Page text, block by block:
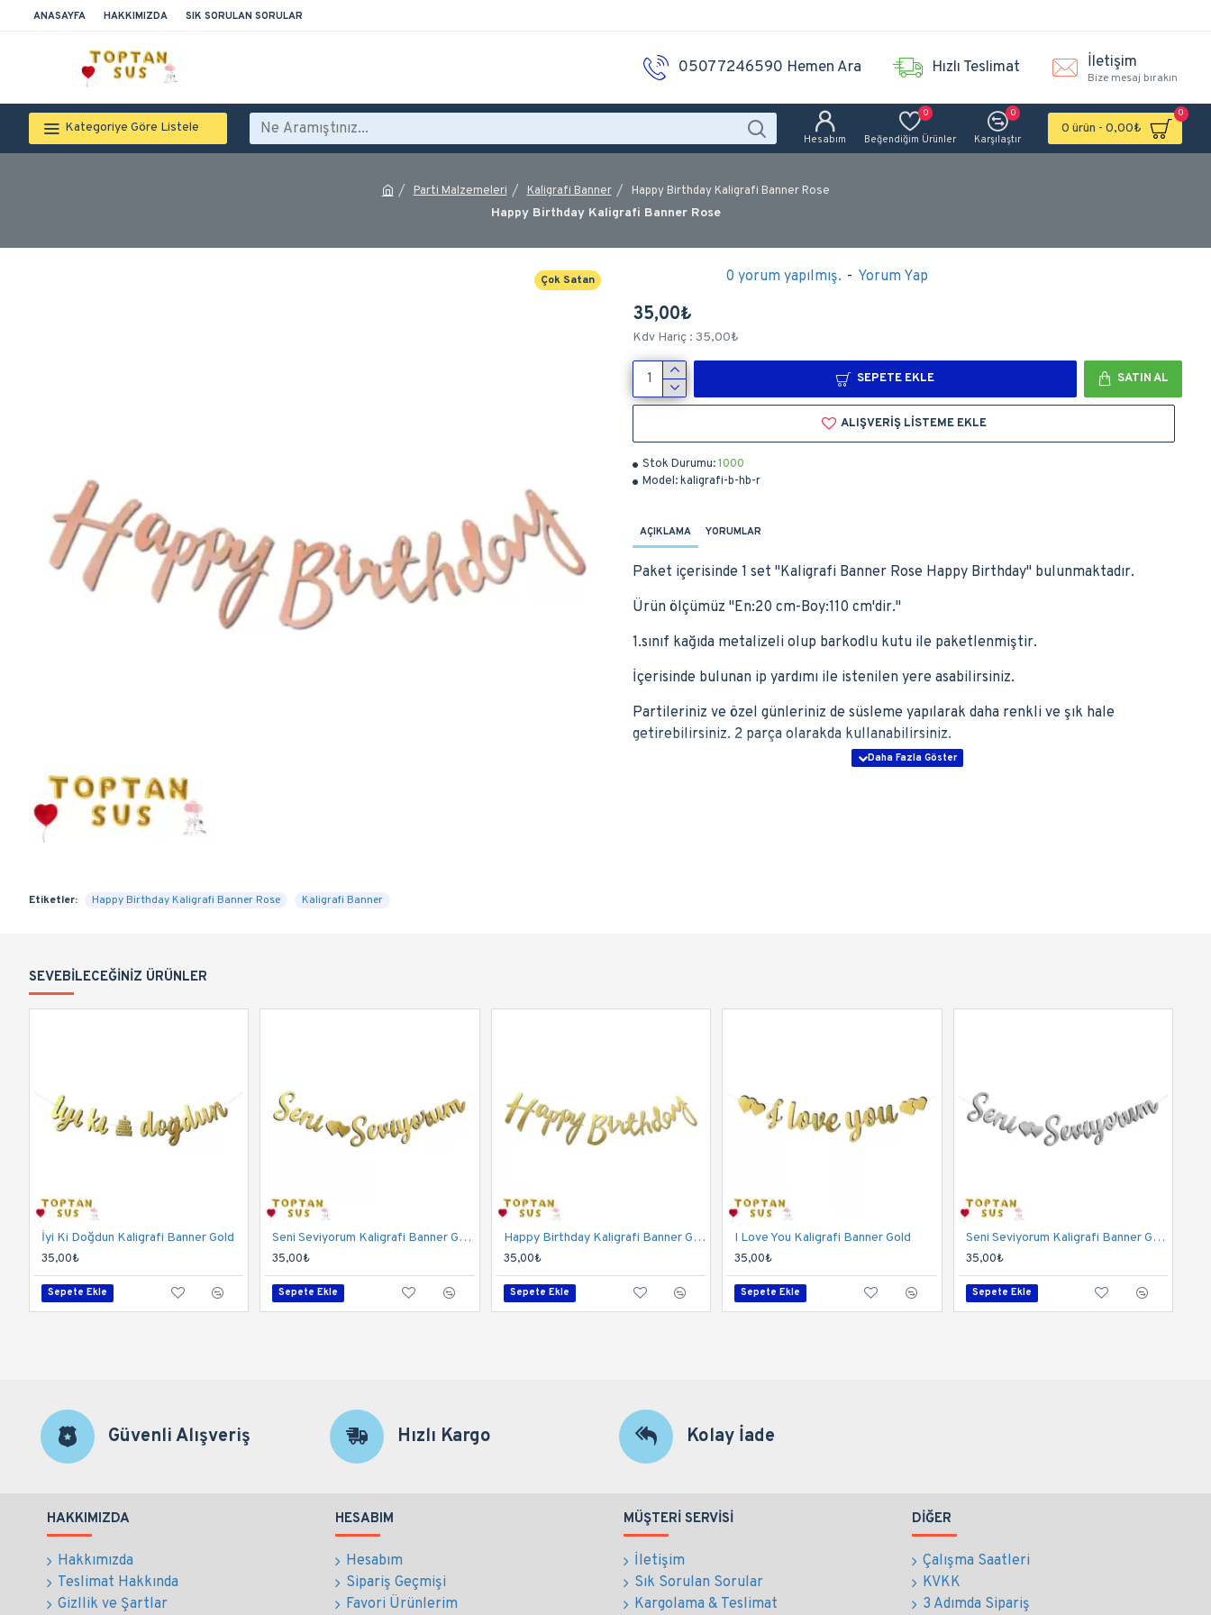
ANASAYFA HAKKIMIZDA SIK SORULAN SORULAR
05077246590 Hemen Ara Hızlı Teslimat İletişim
Bize mesaj bırakın
Kategoriye Göre Listele
Hesabım Beğendiğim Ürünler
0
Karşılaştır
0
0 ürün - 0,00₺
0
Parti Malzemeleri Kaligrafi Banner Happy Birthday Kaligrafi Banner Rose
Happy Birthday Kaligrafi Banner Rose
Çok Satan
Stok Durumu:1000
Model:kaligrafi-b-hb-r
0 yorum yapılmış. - Yorum Yap
35,00₺
Kdv Hariç : 35,00₺
SEPETE EKLE SATIN AL
ALIŞVERIŞ LISTEME EKLE
AÇIKLAMA YORUMLAR
Paket içerisinde 1 set ''Kaligrafi Banner Rose Happy Birthday'' bulunmaktadır.
Ürün ölçümüz ''En:20 cm-Boy:110 cm'dir.''
1.sınıf kağıda metalizeli olup barkodlu kutu ile paketlenmiştir.
İçerisinde bulunan ip yardımı ile istenilen yere asabilirsiniz.
Partileriniz ve özel günleriniz de süsleme yapılarak daha renkli ve şık hale
getirebilirsiniz. 2 parça olarakda kullanabilirsiniz.
Etiketler: Happy Birthday Kaligrafi Banner Rose Kaligrafi Banner
SEVEBILECEĞINIZ ÜRÜNLER
İyi Ki Doğdun Kaligrafi Banner Gold
35,00₺
Sepete Ekle
Seni Seviyorum Kaligrafi Banner Gold
35,00₺
Sepete Ekle
Happy Birthday Kaligrafi Banner Gold
35,00₺
Sepete Ekle
I Love You Kaligrafi Banner Gold
35,00₺
Sepete Ekle
Seni Seviyorum Kaligrafi Banner Gümüş
35,00₺
Sepete Ekle
Güvenli Alışveriş Hızlı Kargo Kolay İade
HAKKIMIZDA
Hakkımızda
Teslimat Hakkında
Gizllik ve Şartlar
HESABIM
Hesabım
Sipariş Geçmişi
Favori Ürünlerim
MÜŞTERI SERVISI
İletişim
Sık Sorulan Sorular
Kargolama & Teslimat
DIĞER
Çalışma Saatleri
KVKK
3 Adımda Sipariş